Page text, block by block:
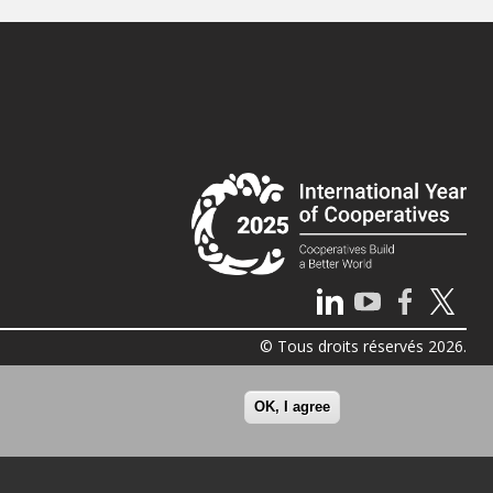
© Tous droits réservés 2026.
OK, I agree